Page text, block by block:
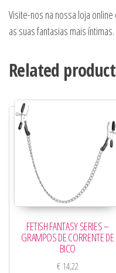
Visite-nos na nossa loja
as suas fantasias mais íntimas.
Related
FETISH FANTASY SERIES –
GRAMPOS DE CORRENTE DE
BICO
€14,22